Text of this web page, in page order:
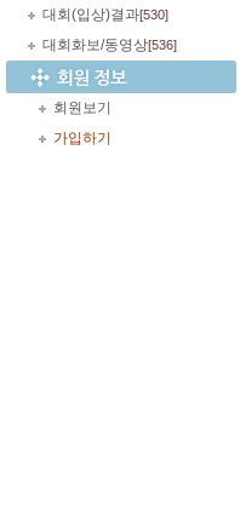
대회(입상)결과[530]
대회화보/동영상[536]
회원보기
가입하기